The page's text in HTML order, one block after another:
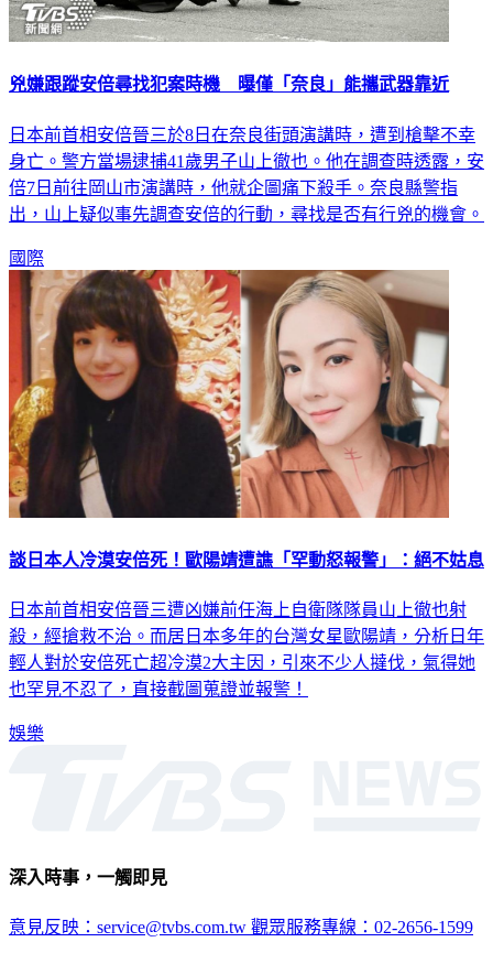
兇嫌跟蹤安倍尋找犯案時機 曝僅「奈良」能攜武器靠近
日本前首相安倍晉三於8日在奈良街頭演講時，遭到槍擊不幸
身亡。警方當場逮捕41歲男子山上徹也。他在調查時透露，安
倍7日前往岡山市演講時，他就企圖痛下殺手。奈良縣警指
出，山上疑似事先調查安倍的行動，尋找是否有行兇的機會。
國際
談日本人冷漠安倍死！歐陽靖遭譙「罕動怒報警」：絕不姑息
日本前首相安倍晉三遭凶嫌前任海上自衛隊隊員山上徹也射
殺，經搶救不治。而居日本多年的台灣女星歐陽靖，分析日年
輕人對於安倍死亡超冷漠2大主因，引來不少人撻伐，氣得她
也罕見不忍了，直接截圖蒐證並報警！
娛樂
深入時事，一觸即見
意見反映：service@tvbs.com.tw 觀眾服務專線：02-2656-1599